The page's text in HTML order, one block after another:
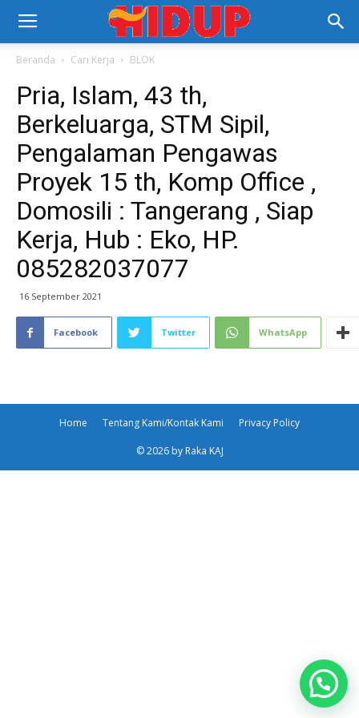
Beranda Cari Kerja BLOK
Pria, Islam, 43 th,
Berkeluarga, STM Sipil,
Pengalaman Pengawas
Proyek 15 th, Komp Office ,
Domosili : Tangerang , Siap
Kerja, Hub : Eko, HP.
085282037077
16 September 2021
Facebook Twitter WhatsApp
Home Tentang Kami/Kontak Kami Privacy Policy
© 2026 by Raka KAJ